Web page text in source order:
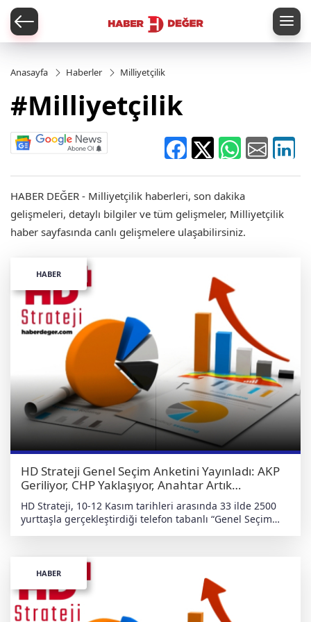
Anasayfa Haberler Milliyetçilik
#Milliyetçilik
HABER DEĞER - Milliyetçilik haberleri, son dakika
gelişmeleri, detaylı bilgiler ve tüm gelişmeler, Milliyetçilik
haber sayfasında canlı gelişmelere ulaşabilirsiniz.
HABER
HD Strateji Genel Seçim Anketini Yayınladı: AKP
Geriliyor, CHP Yaklaşıyor, Anahtar Artık
Gözüküyor
HD Strateji, 10-12 Kasım tarihleri arasında 33 ilde 2500
yurttaşla gerçekleştirdiği telefon tabanlı “Genel Seçim
AKP hâlâ birinci, ancak oy oranı %33,7’ye gerileyerek
dikkat çekici bir erozyon gösteriyor. CHP ise %27,4’e
yükselerek farkı kapatıyor. Yerel seçimlerdeki muhalefet
başarılarının ulusal tabloya yansımaya başladığı
görülüyor. MHP %11,8’le yerini korurken, DEM Parti doğu
HABER